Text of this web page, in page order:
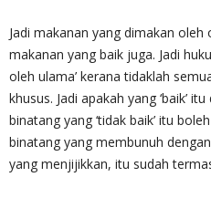
Jadi makanan yang dimakan
makanan yang baik juga. Jadi
oleh ulama’ kerana tidaklah
khusus. Jadi apakah yang ‘baik’
binatang yang ‘tidak baik’ itu
binatang yang membunuh
yang menjijikkan, itu sudah